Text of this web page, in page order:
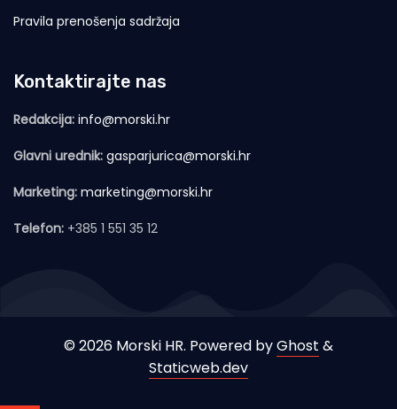
Pravila prenošenja sadržaja
Kontaktirajte nas
Redakcija: info@morski.hr
Glavni urednik: gasparjurica@morski.hr
Marketing: marketing@morski.hr
Telefon: +385 1 551 35 12
© 2026 Morski HR. Powered byGhost &
Staticweb.dev